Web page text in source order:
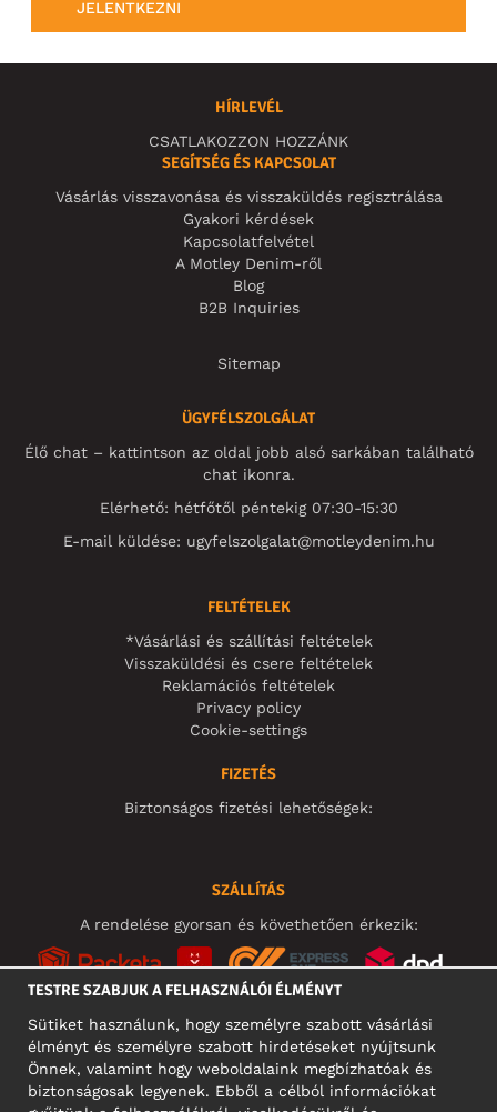
JELENTKEZNI
HÍRLEVÉL
CSATLAKOZZON HOZZÁNK
SEGÍTSÉG ÉS KAPCSOLAT
Vásárlás visszavonása és visszaküldés regisztrálása
Gyakori kérdések
Kapcsolatfelvétel
A Motley Denim-ről
Blog
B2B Inquiries
Sitemap
ÜGYFÉLSZOLGÁLAT
Élő chat – kattintson az oldal jobb alsó sarkában található
chat ikonra.
Elérhető: hétfőtől péntekig 07:30-15:30
E-mail küldése: ugyfelszolgalat@motleydenim.hu
FELTÉTELEK
*Vásárlási és szállítási feltételek
Visszaküldési és csere feltételek
Reklamációs feltételek
Privacy policy
Cookie-settings
FIZETÉS
Biztonságos fizetési lehetőségek:
SZÁLLÍTÁS
A rendelése gyorsan és követhetően érkezik:
KÖZÖSSÉGI MÉDIA
TESTRE SZABJUK A FELHASZNÁLÓI ÉLMÉNYT
Sütiket használunk, hogy személyre szabott vásárlási
élményt és személyre szabott hirdetéseket nyújtsunk
Önnek, valamint hogy weboldalaink megbízhatóak és
biztonságosak legyenek. Ebből a célból információkat